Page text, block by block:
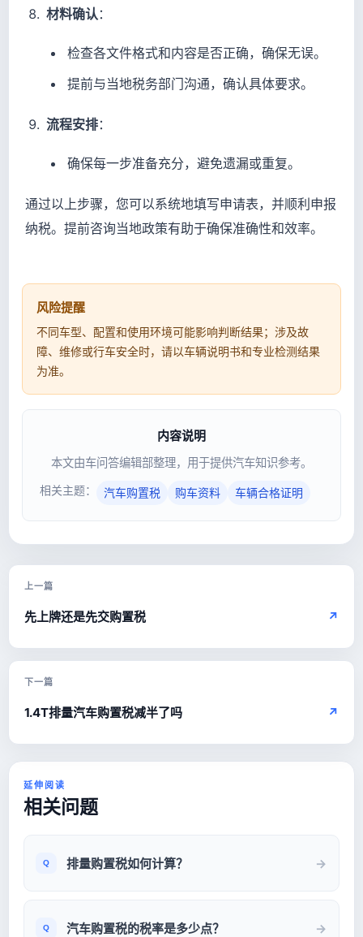
材料确认：
检查各文件格式和内容是否正确，确保无误。
提前与当地税务部门沟通，确认具体要求。
流程安排：
确保每一步准备充分，避免遗漏或重复。
通过以上步骤，您可以系统地填写申请表，并顺利申报
纳税。提前咨询当地政策有助于确保准确性和效率。
风险提醒
不同车型、配置和使用环境可能影响判断结果；涉及故
障、维修或行车安全时，请以车辆说明书和专业检测结果
为准。
内容说明
本文由车问答编辑部整理，用于提供汽车知识参考。
相关主题：
汽车购置税 购车资料 车辆合格证明
上一篇
先上牌还是先交购置税 ↗
下一篇
1.4T排量汽车购置税减半了吗 ↗
延伸阅读
相关问题
排量购置税如何计算？
汽车购置税的税率是多少点？